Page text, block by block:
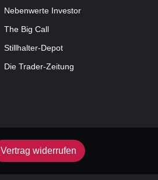
Nebenwerte Investor
The Big Call
Stillhalter-Depot
Die Trader-Zeitung
Vertrag widerrufen